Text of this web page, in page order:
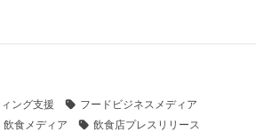
ング支援
フードビジネスメディア
飲食メディア
飲食店プレスリリース